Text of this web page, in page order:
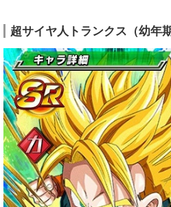
超サイヤ人トランクス（幼年